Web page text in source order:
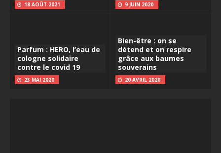
18 AOÛT 2021 9 JUIN 2020
Parfum : HERO, l’eau de
cologne solidaire
contre le covid 19
23 MAI 2020
Bien-être : on se
détend et on respire
grâce aux baumes
souverains
20 AVRIL 2020